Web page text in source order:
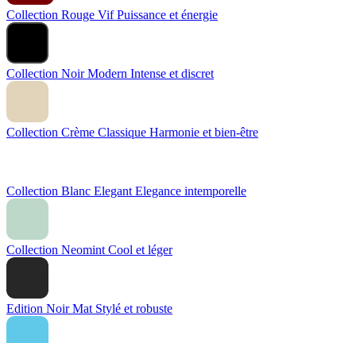
Collection Rouge Vif Puissance et énergie
Collection Noir Modern Intense et discret
Collection Crème Classique Harmonie et bien-être
Collection Blanc Elegant Elegance intemporelle
Collection Neomint Cool et léger
Edition Noir Mat Stylé et robuste